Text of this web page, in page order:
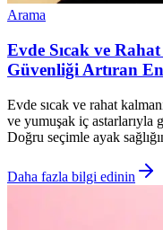
Arama
Evde Sıcak ve
Güvenliği Artıran
Evde sıcak ve rahat
ve yumuşak iç astarlarıyla
Doğru seçimle ayak
Daha fazla bilgi edinin